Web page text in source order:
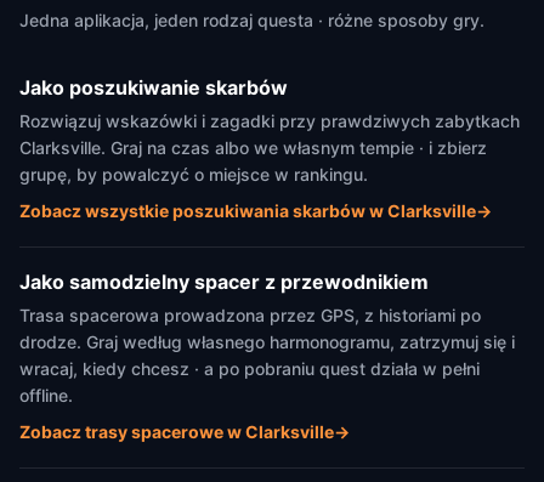
Jedna aplikacja, jeden rodzaj questa · różne sposoby gry.
Jako poszukiwanie skarbów
Rozwiązuj wskazówki i zagadki przy prawdziwych zabytkach
Clarksville. Graj na czas albo we własnym tempie · i zbierz
grupę, by powalczyć o miejsce w rankingu.
Zobacz wszystkie poszukiwania skarbów w Clarksville→
Jako samodzielny spacer z przewodnikiem
Trasa spacerowa prowadzona przez GPS, z historiami po
drodze. Graj według własnego harmonogramu, zatrzymuj się i
wracaj, kiedy chcesz · a po pobraniu quest działa w pełni
offline.
Zobacz trasy spacerowe w Clarksville→